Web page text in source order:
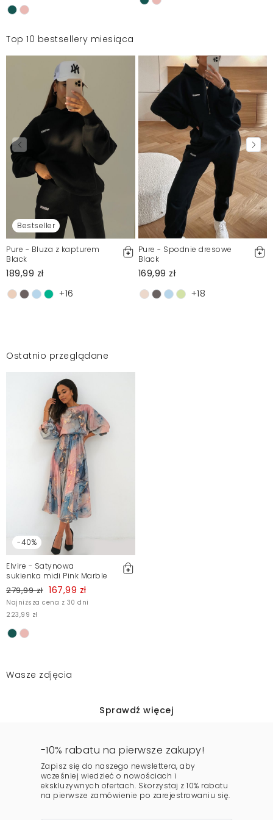
Top 10 bestsellery miesiąca
Bestseller
Pure - Bluza z kapturem
Black
189,99 zł
+16
Pure - Spodnie dresowe
Black
169,99 zł
+18
Ostatnio przeglądane
-40%
Elvire - Satynowa
sukienka midi Pink Marble
279,99 zł 167,99 zł
Najniższa cena z 30 dni
223,99 zł
Wasze zdjęcia
Sprawdź więcej
-10% rabatu na pierwsze zakupy!
Zapisz się do naszego newslettera, aby
wcześniej wiedzieć o nowościach i
ekskluzywnych ofertach. Skorzystaj z 10% rabatu
na pierwsze zamówienie po zarejestrowaniu się.